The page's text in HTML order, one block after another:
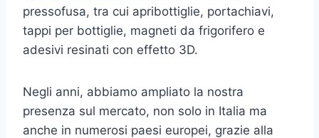
pressofusa, tra cui apribottiglie, portachiavi,
tappi per bottiglie, magneti da frigorifero e
adesivi resinati con effetto 3D.
Negli anni, abbiamo ampliato la nostra
presenza sul mercato, non solo in Italia ma
anche in numerosi paesi europei, grazie alla